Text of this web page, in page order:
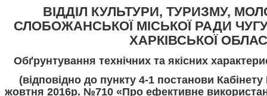
ВІДДІЛ КУЛЬТУРИ, ТУРИЗМУ,
СЛОБОЖАНСЬКОЇ МІСЬКОЇ РАДИ
ХАРКІВСЬКОЇ
Обґрунтування технічних та якісних
(відповідно до пункту 4-1 постанови Кабінету
жовтня 2016р. №710 «Про ефективне